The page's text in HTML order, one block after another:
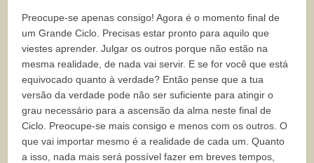
Preocupe-se apenas consigo! Agora é o momento final de
um Grande Ciclo. Precisas estar pronto para aquilo que
viestes aprender. Julgar os outros porque não estão na
mesma realidade, de nada vai servir. E se for você que está
equivocado quanto à verdade? Então pense que a tua
versão da verdade pode não ser suficiente para atingir o
grau necessário para a ascensão da alma neste final de
Ciclo. Preocupe-se mais consigo e menos com os outros. O
que vai importar mesmo é a realidade de cada um. Quanto
a isso, nada mais será possível fazer em breves tempos,